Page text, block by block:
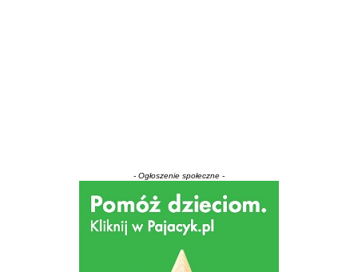
- Ogłoszenie społeczne -